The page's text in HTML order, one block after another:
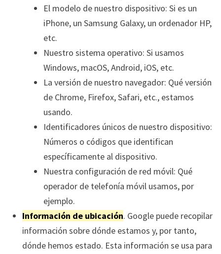
El modelo de nuestro dispositivo: Si es un
iPhone, un Samsung Galaxy, un ordenador HP,
etc.
Nuestro sistema operativo: Si usamos
Windows, macOS, Android, iOS, etc.
La versión de nuestro navegador: Qué versión
de Chrome, Firefox, Safari, etc., estamos
usando.
Identificadores únicos de nuestro dispositivo:
Números o códigos que identifican
específicamente al dispositivo.
Nuestra configuración de red móvil: Qué
operador de telefonía móvil usamos, por
ejemplo.
Información de ubicación. Google puede recopilar
información sobre dónde estamos y, por tanto,
dónde hemos estado. Esta información se usa para